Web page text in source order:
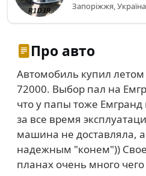
Запоріжжя, Україна
Про авто
Автомобиль купил летом
72000. Выбор пал на
что у папы тоже
за все время
машина не доставляла,
надежным "конем"))
планах очень много